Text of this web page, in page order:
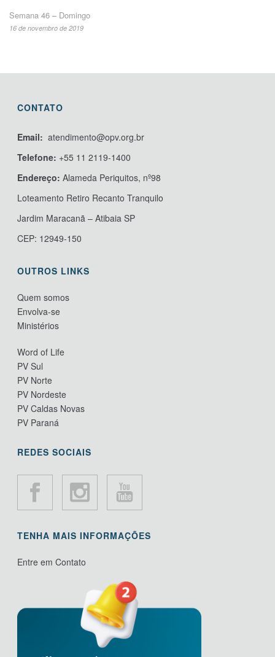
Semana 46 – Domingo
16 de novembro de 2019
CONTATO
Email: atendimento@opv.org.br
Telefone: +55 11 2119-1400
Endereço:Alameda Periquitos, nº98
Loteamento Retiro Recanto Tranquilo
Jardim Maracanã – Atibaia SP
CEP: 12949-150
OUTROS LINKS
Quem somos
Envolva-se
Ministérios
Word of Life
PV Sul
PV Norte
PV Nordeste
PV Caldas Novas
PV Paraná
REDES SOCIAIS
TENHA MAIS INFORMAÇÕES
Entre em Contato